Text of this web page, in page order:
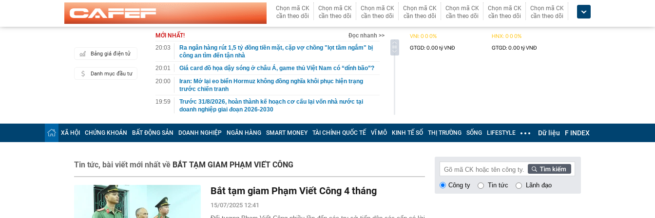
Chọn mã CK
cần theo dõi
Chọn mã CK
cần theo dõi
Chọn mã CK
cần theo dõi
Chọn mã CK
cần theo dõi
Chọn mã CK
cần theo dõi
Chọn mã CK
cần theo dõi
Chọn mã CK
cần theo dõi
Bảng giá điện tử
Danh mục đầu tư
MỚI NHẤT!
Đọc nhanh >>
20:03
Ra ngân hàng rút 1,5 tỷ đồng tiền mặt, cặp vợ chồng "lọt tầm ngắm" bị
công an tìm đến tận nhà
20:01
Giá card đồ họa dậy sóng ở châu Á, game thủ Việt Nam có “dính bão”?
20:00
Iran: Mở lại eo biển Hormuz không đồng nghĩa khôi phục hiện trạng
trước chiến tranh
19:59
Trước 31/8/2026, hoàn thành kế hoạch cơ cấu lại vốn nhà nước tại
doanh nghiệp giai đoạn 2026-2030
19:49
Chuyên gia Phan Anh Tú: Việt Nam không nên vội vàng trước
Campuchia
19:40
Đem đấu giá bộ trang sức kim cương 25 tỷ của bà Trương Mỹ Lan:
19:37
Khánh Sky, Vua Quạt và Hồ Văn Khoa bị khởi tố sau loạt livestream
gây náo loạn mạng xã hội
19:37
Lý do tên lửa đạn đạo Nga liên tục xuyên thủng lưới phòng không
19:37
Nơi chuẩn bị lên thành phố trực thuộc Trung ương mới của Việt Nam
XÃ HỘI CHỨNG KHOÁN BẤT ĐỘNG SẢN DOANH NGHIỆP NGÂN HÀNG SMART MONEY TÀI CHÍNH QUỐC TẾ VĨ MÔ KINH TẾ SỐ THỊ TRƯỜNG SỐNG LIFESTYLE Dữ liệu F INDEX
Tin tức, bài viết mới nhất về BẮT TẠM GIAM PHẠM VIẾT CÔNG
Bắt tạm giam Phạm Viết Công 4 tháng
15/07/2025 12:41
Công ty Tin tức Lãnh đạo